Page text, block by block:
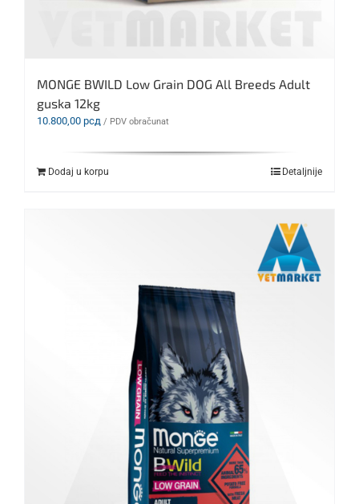
MONGE BWILD Low Grain DOG All Breeds Adult
guska 12kg
10.800,00 рсд / PDV obračunat
Dodaj u korpu Detaljnije